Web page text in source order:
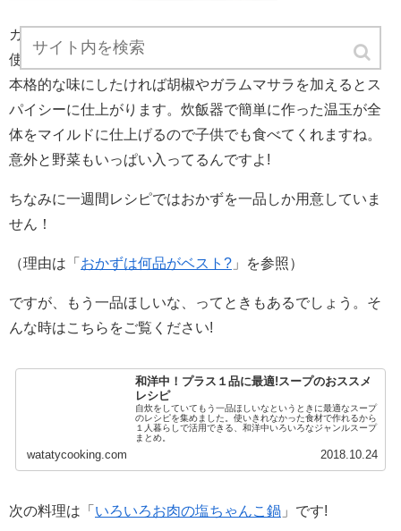
カレー粉でも作れますが、簡単さを優先してカレールーを
使っております。お好きなカレールーをお使いください。
本格的な味にしたければ胡椒やガラムマサラを加えるとス
パイシーに仕上がります。炊飯器で簡単に作った温玉が全
体をマイルドに仕上げるので子供でも食べてくれますね。
意外と野菜もいっぱい入ってるんですよ!
ちなみに一週間レシピではおかずを一品しか用意していま
せん！
（理由は「 おかずは何品がベスト? 」を参照）
ですが、もう一品ほしいな、ってときもあるでしょう。そ
んな時はこちらをご覧ください!
和洋中！プラス１品に最適!スープのおススメ
レシピ
自炊をしていてもう一品ほしいなというときに最適なスープ
のレシピを集めました。使いきれなかった食材で作れるから
１人暮らしで活用できる、和洋中いろいろなジャンルスープ
まとめ。
watatycooking.com 2018.10.24
次の料理は「 いろいろお肉の塩ちゃんこ鍋 」です!